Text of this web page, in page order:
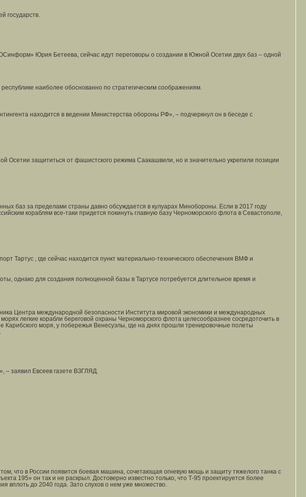
государств.
Юрия Бетеева, сейчас идут переговоры о создании в Южной Осетии двух баз – одной
наиболее обоснованно по стратегическим соображениям.
находится в ведении Министерства обороны РФ», – подчеркнул он в беседе с
Осетии защититься от фашистского режима Саакашвили, но и значительно укрепили позиции
баз за пределами страны давно обсуждается в кулуарах Минобороны. Если в 2017 году
кораблям все-таки придется покинуть главную базу Черноморского флота в Севастополе,
Тартус , где сейчас находится пункт материально-технического обеспечения ВМФ и
однако для создания полноценной базы в Тартусе потребуется длительное время и
Центра международной безопасности Института мировой экономики и международных
легкие корабли береговой охраны Черноморского флота целесообразнее сосредоточить в
моря, у побережья Венесуэлы, где на днях прошли тренировочные полеты
– заявил Евсеев газете ВЗГЛЯД.
что в России появится боевая машина, сочетающая огневую мощь и защиту тяжелого танка с
195» он так и не раскрыл. Достоверно известно только, что Т-95 проектируется более
вплоть до 2040 года. Зато слухов о нем уже множество.